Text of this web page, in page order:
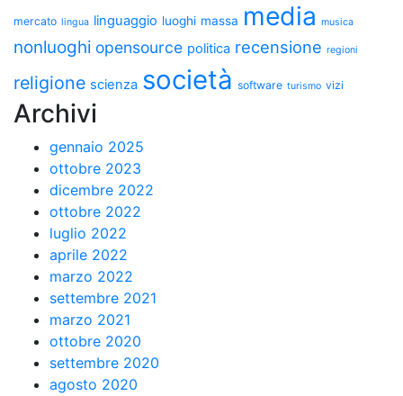
mercato lingua linguaggio luoghi massa media musica
nonluoghi opensource politica recensione regioni
religione scienza società software turismo vizi
Archivi
gennaio 2025
ottobre 2023
dicembre 2022
ottobre 2022
luglio 2022
aprile 2022
marzo 2022
settembre 2021
marzo 2021
ottobre 2020
settembre 2020
agosto 2020